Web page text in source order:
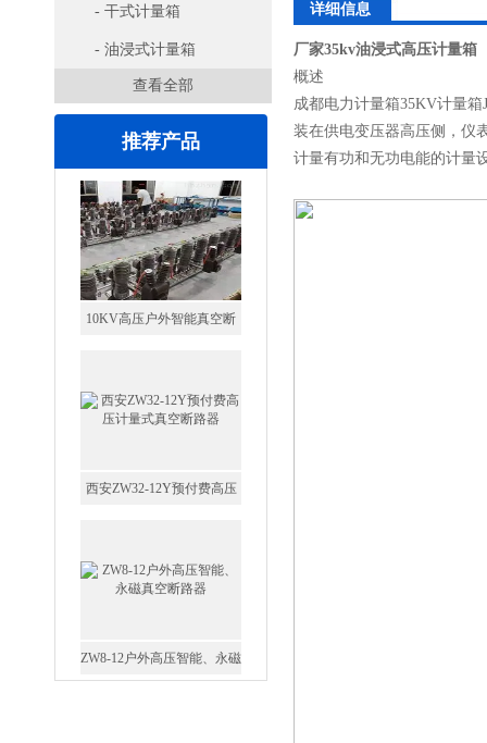
- 干式计量箱
- 油浸式计量箱
查看全部
推荐产品
10KV高压户外智能真空断
路器
计量式真空断路器
真空断路器
详细信息
厂家35kv油浸式高压计量箱
概述
成都电力计量箱35KV计量
装在供电变压器高压侧，仪
计量有功和无功电能的计量